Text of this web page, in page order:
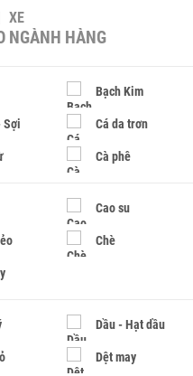
XE
NGÀNH HÀNG
Bạch Kim
Sợi Cá da trơn
Cà phê
Cao su
Chè
Dầu - Hạt dầu
Dệt may